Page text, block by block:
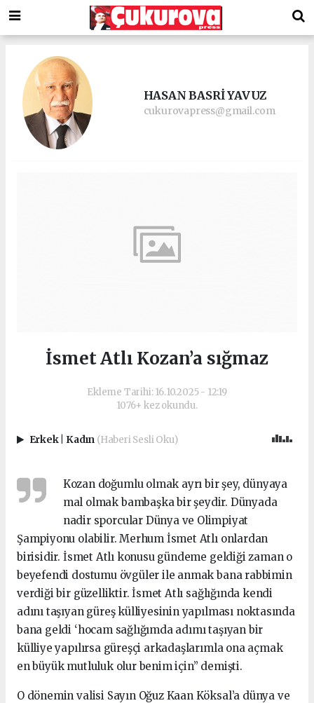
HASAN BASRİ YAVUZ
cukurovapress@gmail.com
İsmet Atlı Kozan’a sığmaz
Ekleme Tarihi: 16.10.2025 - 12:19
1076+ kez okundu.
Erkek Kadın (Haberi Sesli Oku)
Kozan doğumlu olmak ayrı bir şey, dünyaya
mal olmak bambaşka bir şeydir. Dünyada
nadir sporcular Dünya ve Olimpiyat
Şampiyonu olabilir. Merhum İsmet Atlı onlardan
birisidir. İsmet Atlı konusu gündeme geldiği zaman o
beyefendi dostumu övgüler ile anmak bana rabbimin
verdiği bir güzelliktir. İsmet Atlı sağlığında kendi
adını taşıyan güreş külliyesinin yapılması noktasında
bana geldi ‘hocam sağlığımda adımı taşıyan bir
külliye yapılırsa güreşçi arkadaşlarımla ona açmak
en büyük mutluluk olur benim için” demişti.
O dönemin valisi Sayın Oğuz Kaan Köksal’a dünya ve